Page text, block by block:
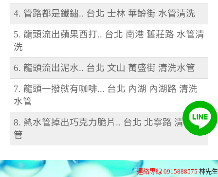
4. 管路都是鐵鏽.. 台北 士林 華齡街 水管清洗
5. 龍頭流出蘋果西打.. 台北 南港 舊莊路 水管清
洗
6. 龍頭流出泥水.. 台北 文山 萬盛街 清洗水管
7. 龍頭一撥就有咖啡... 台北 內湖 內湖路 清洗
水管
8. 熱水管掉出巧克力脆片.. 台北 北寧路 清洗水
管
連絡專線 0915888575 林先生